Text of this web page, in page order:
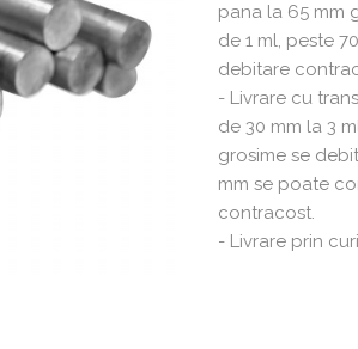
pana la 65 mm
de 1 ml, peste
debitare
- Livrare cu
de 30 mm la 3
grosime se
mm se poate
contracost.
- Livrare prin